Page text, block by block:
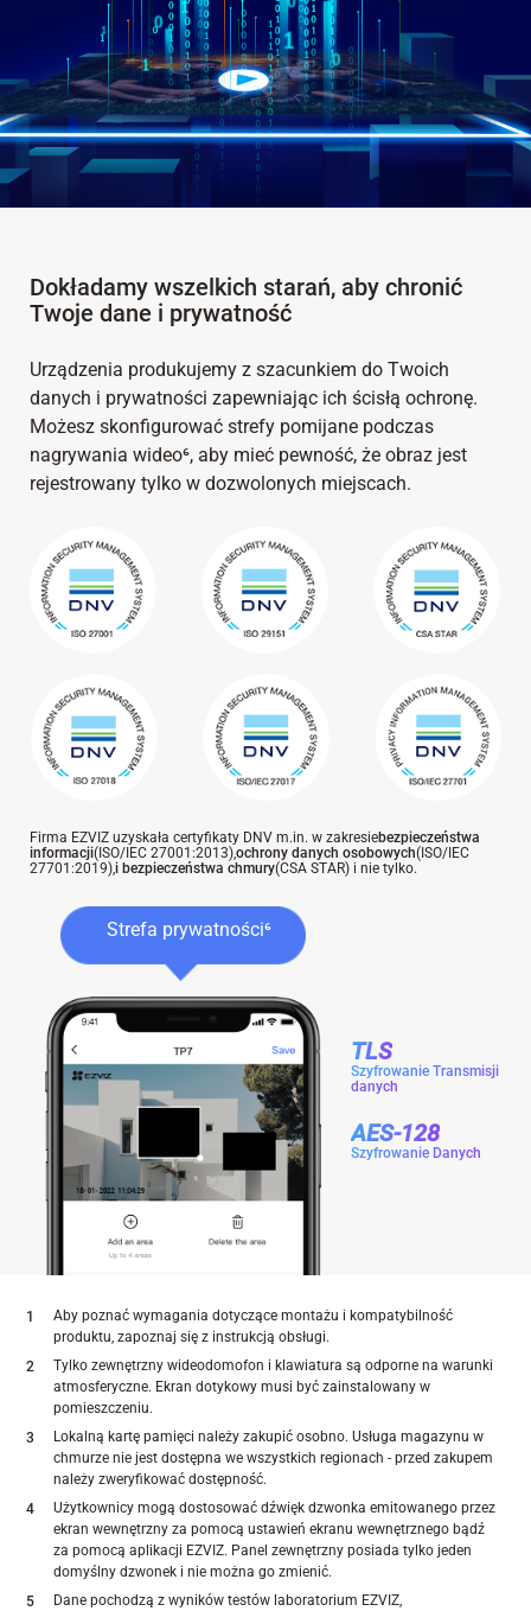
Dokładamy wszelkich starań, aby chronić
Twoje dane i prywatność
Urządzenia produkujemy z szacunkiem do Twoich
danych i prywatności zapewniając ich ścisłą ochronę.
Możesz skonfigurować strefy pomijane podczas
nagrywania wideo⁶, aby mieć pewność, że obraz jest
rejestrowany tylko w dozwolonych miejscach.
Firma EZVIZ uzyskała certyfikaty DNV m.in. w zakresiebezpieczeństwa
informacji(ISO/IEC 27001:2013),ochrony danych osobowych(ISO/IEC
27701:2019),i bezpieczeństwa chmury(CSA STAR) i nie tylko.
Strefa prywatności⁶
TLS
Szyfrowanie Transmisji
danych
AES-128
Szyfrowanie Danych
Aby poznać wymagania dotyczące montażu i kompatybilność
produktu, zapoznaj się z instrukcją obsługi.
Tylko zewnętrzny wideodomofon i klawiatura są odporne na warunki
atmosferyczne. Ekran dotykowy musi być zainstalowany w
pomieszczeniu.
Lokalną kartę pamięci należy zakupić osobno. Usługa magazynu w
chmurze nie jest dostępna we wszystkich regionach - przed zakupem
należy zweryfikować dostępność.
Użytkownicy mogą dostosować dźwięk dzwonka emitowanego przez
ekran wewnętrzny za pomocą ustawień ekranu wewnętrznego bądź
za pomocą aplikacji EZVIZ. Panel zewnętrzny posiada tylko jeden
domyślny dzwonek i nie można go zmienić.
Dane pochodzą z wyników testów laboratorium EZVIZ,